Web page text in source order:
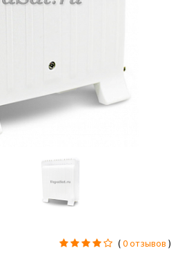
(0 отзывов )